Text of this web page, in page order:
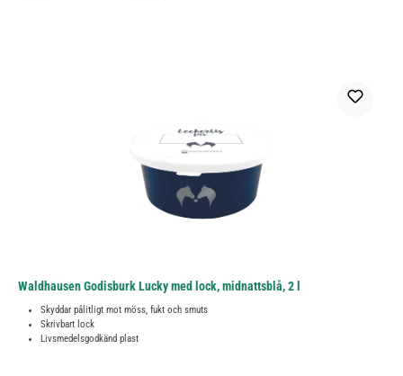
Waldhausen Godisburk Lucky med lock, midnattsblå, 2 l
Skyddar pålitligt mot möss, fukt och smuts
Skrivbart lock
Livsmedelsgodkänd plast